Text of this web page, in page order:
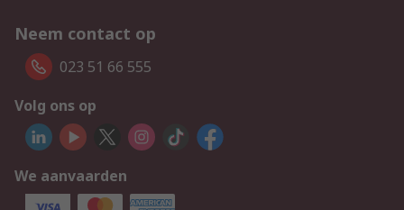
Neem contact op
023 51 66 555
Volg ons op
We aanvaarden